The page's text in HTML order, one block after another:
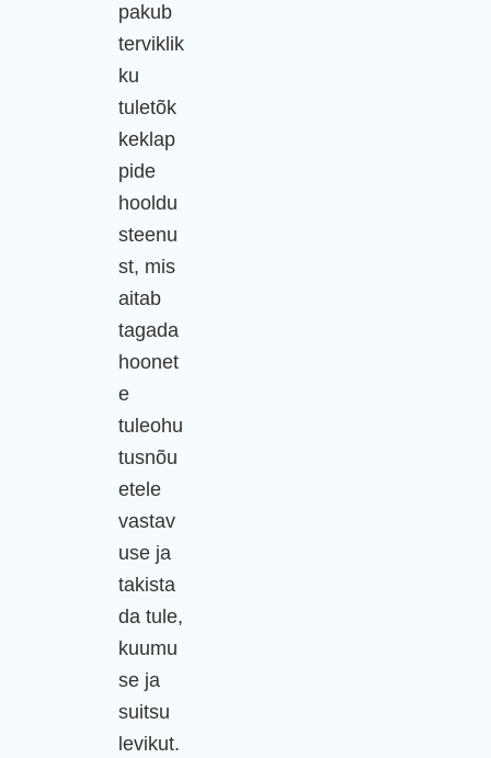
pakub
terviklik
ku
tuletõk
keklap
pide
hooldu
steenu
st, mis
aitab
tagada
hoonet
e
tuleohu
tusnõu
etele
vastav
use ja
takista
da tule,
kuumu
se ja
suitsu
levikut.